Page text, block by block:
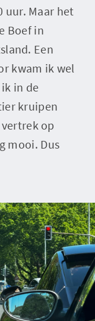
uur. Maar het
Boef in
Een
kwam ik wel
in de
kruipen
op
mooi. Dus